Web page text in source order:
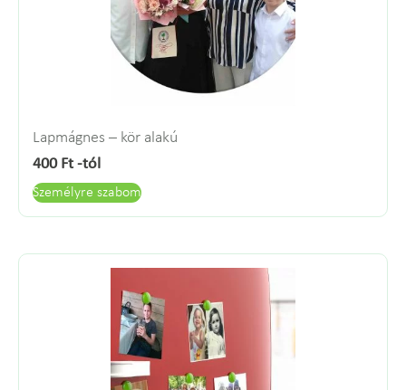
Lapmágnes – kör alakú
400 Ft-tól
Személyre szabom